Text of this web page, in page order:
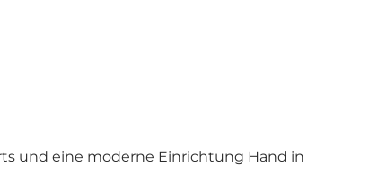
und eine moderne Einrichtung Hand in